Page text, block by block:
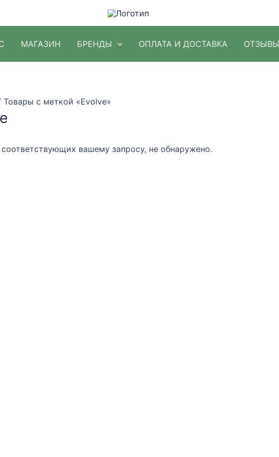
МАГАЗИН БРЕНДЫ ОПЛАТА И ДОСТАВКА ОТЗЫВЫ
Товары с меткой «Evolve»
вашему запросу, не обнаружено.